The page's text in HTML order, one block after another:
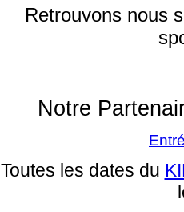
Retrouvons nous
Notre
Toutes les dates du